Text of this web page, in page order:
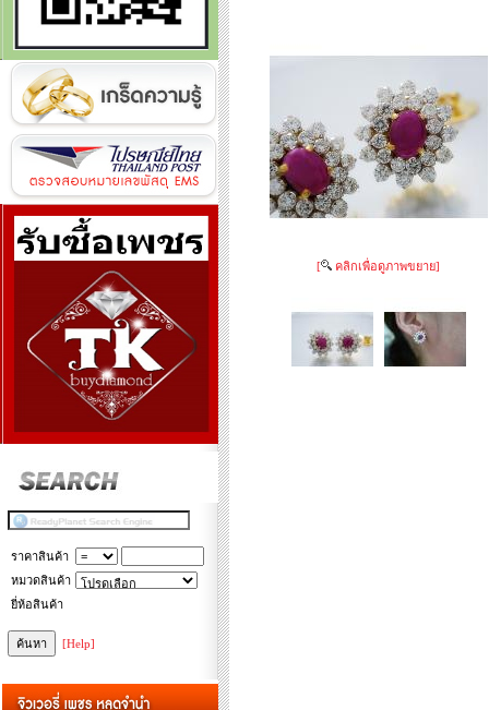
ราคาสินค้า
หมวดสินค้า
ยี่ห้อสินค้า
[Help]
[ คลิกเพื่อดูภาพขยาย]